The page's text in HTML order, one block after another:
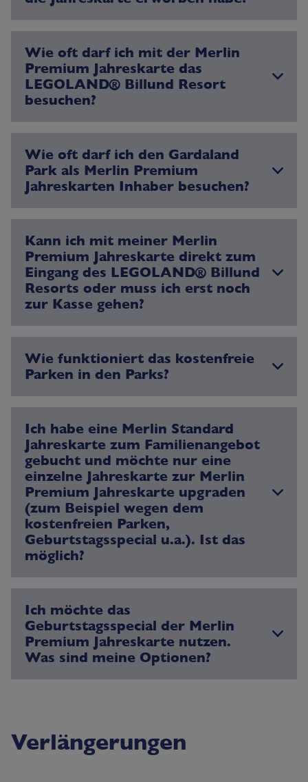
Wie oft darf ich mit der Merlin
Premium Jahreskarte das
LEGOLAND® Billund Resort
besuchen?
Wie oft darf ich den Gardaland
Park als Merlin Premium
Jahreskarten Inhaber besuchen?
Kann ich mit meiner Merlin
Premium Jahreskarte direkt zum
Eingang des LEGOLAND® Billund
Resorts oder muss ich erst noch
zur Kasse gehen?
Wie funktioniert das kostenfreie
Parken in den Parks?
Ich habe eine Merlin Standard
Jahreskarte zum Familienangebot
gebucht und möchte nur eine
einzelne Jahreskarte zur Merlin
Premium Jahreskarte upgraden
(zum Beispiel wegen dem
kostenfreien Parken,
Geburtstagsspecial u.a.). Ist das
möglich?
Ich möchte das
Geburtstagsspecial der Merlin
Premium Jahreskarte nutzen.
Was sind meine Optionen?
Verlängerungen